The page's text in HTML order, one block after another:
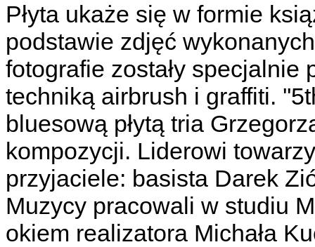
Płyta ukaże się w formie
podstawie zdjęć
fotografie zostały specjalnie
techniką airbrush i graffiti.
bluesową płytą tria
kompozycji. Liderowi
przyjaciele: basista Darek
Muzycy pracowali w studiu
okiem realizatora Michała